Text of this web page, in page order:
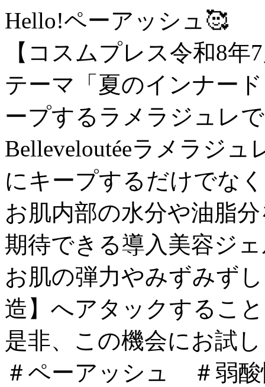
Hello!ペーアッシュ🥰
【コスムプレス令和8
テーマ「夏のインナー
ープするラメラジュレ
Belleveloutéeラメラジ
にキープするだけでな
お肌内部の水分や油脂
期待できる導入美容ジ
お肌の弾力やみずみず
造】へアタックするこ
是非、この機会にお試
＃ペーアッシュ ＃弱